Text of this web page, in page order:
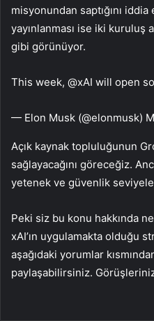
misyonundan saptığını
yayınlanması ise iki kuruluş
gibi görünüyor.
This week, @xAI will open
— Elon Musk (@elonmusk)
Açık kaynak topluluğunun
sağlayacağını göreceğiz.
yetenek ve güvenlik
Peki siz bu konu hakkında
xAI’ın uygulamakta olduğu
aşağıdaki yorumlar
paylaşabilirsiniz.